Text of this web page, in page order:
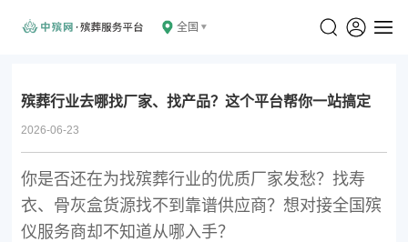
全国
殡葬行业去哪找厂家、找产品？这个平台帮你一站搞定
2026-06-23
你是否还在为找殡葬行业的优质厂家发愁？找寿
衣、骨灰盒货源找不到靠谱供应商？想对接全国殡
仪服务商却不知道从哪入手？